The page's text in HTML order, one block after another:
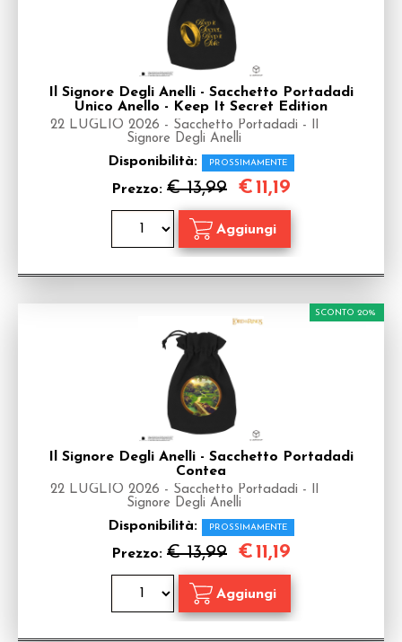
Il Signore Degli Anelli - Sacchetto Portadadi
Unico Anello - Keep It Secret Edition
22 LUGLIO 2026 - Sacchetto Portadadi - Il
Signore Degli Anelli
Disponibilità: PROSSIMAMENTE
Prezzo: € 13,99 €11,19
Il Signore Degli Anelli - Sacchetto Portadadi
Contea
22 LUGLIO 2026 - Sacchetto Portadadi - Il
Signore Degli Anelli
Disponibilità: PROSSIMAMENTE
Prezzo: € 13,99
SCONTO 20%
€11,19